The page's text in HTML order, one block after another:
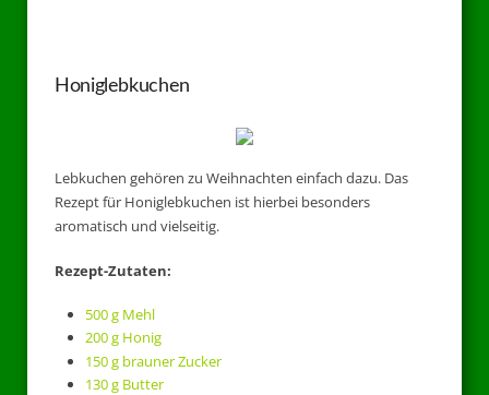
Honiglebkuchen
Lebkuchen gehören zu Weihnachten einfach dazu. Das
Rezept für Honiglebkuchen ist hierbei besonders
aromatisch und vielseitig.
Rezept-Zutaten:
500 g Mehl
200 g Honig
150 g brauner Zucker
130 g Butter